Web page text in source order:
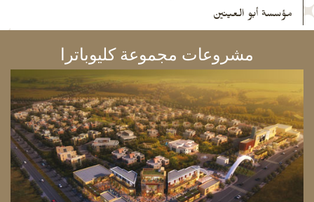
مؤسسة أبو العينين
مشروعات مجموعة كليوباترا